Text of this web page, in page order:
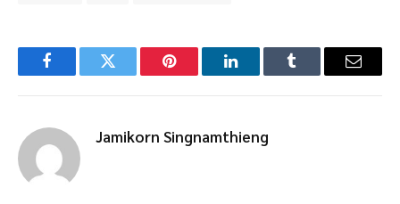
FacebookTwitter Pinterest LinkedInTumblr Email
Jamikorn Singnamthieng